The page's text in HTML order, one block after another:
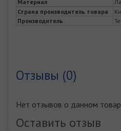
Материал
Страна производитель товара
Производитель
Отзывы (0)
Нет отзывов о данном
Оставить отзыв